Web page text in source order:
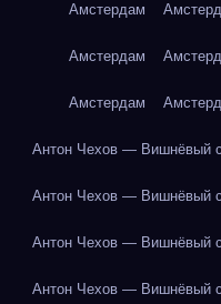
Амстердам
Амстердам
Амстердам
Антон Чехов — Вишнёвый
Антон Чехов — Вишнёвый
Антон Чехов — Вишнёвый
Антон Чехов — Вишнёвый